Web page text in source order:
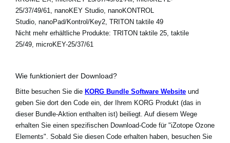
25/37/49/61, nanoKEY Studio, nanoKONTROL
Studio, nanoPad/Kontrol/Key2, TRITON taktile 49
Nicht mehr erhältliche Produkte: TRITON taktile 25, taktile
25/49, microKEY-25/37/61
Wie funktioniert der Download?
Bitte besuchen Sie die KORG Bundle Software Website und
geben Sie dort den Code ein, der Ihrem KORG Produkt (das in
dieser Bundle-Aktion enthalten ist) beiliegt. Auf diesem Wege
erhalten Sie einen spezifischen Download-Code für "iZotope Ozone
Elements". Sobald Sie diesen Code erhalten haben, besuchen Sie